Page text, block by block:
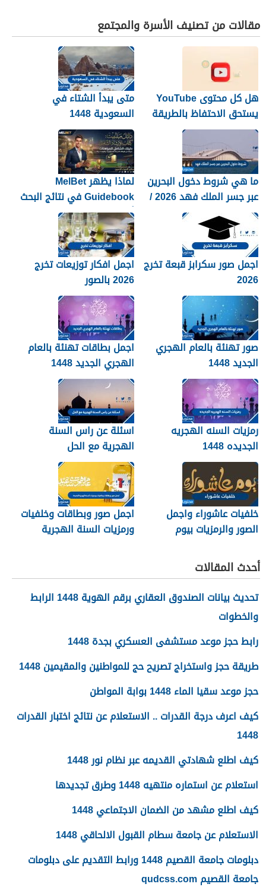
مقالات من تصنيف الأسرة والمجتمع
هل كل محتوى YouTube
يستحق الاحتفاظ بالطريقة
نفسها؟
متى يبدأ الشتاء في
السعودية 1448
ما هي شروط دخول البحرين
عبر جسر الملك فهد 2026 /
1448
لماذا يظهر MelBet
Guidebook في نتائج البحث
أكثر من صفحات كثيرة؟
اجمل صور سكرابز قبعة تخرج
2026
اجمل افكار توزيعات تخرج
2026 بالصور
صور تهنئة بالعام الهجري
الجديد 1448
اجمل بطاقات تهنئة بالعام
الهجري الجديد 1448
رمزيات السنه الهجريه
الجديده 1448
اسئلة عن راس السنة
الهجرية مع الحل
خلفيات عاشوراء واجمل
الصور والرمزيات بيوم
اجمل صور وبطاقات وخلفيات
ورمزيات السنة الهجرية
أحدث المقالات
تحديث بيانات الصندوق العقاري برقم الهوية 1448 الرابط
والخطوات
رابط حجز موعد مستشفى العسكري بجدة 1448
طريقة حجز واستخراج تصريح حج للمواطنين والمقيمين 1448
حجز موعد سقيا الماء 1448 بوابة المواطن
كيف اعرف درجة القدرات .. الاستعلام عن نتائج اختبار القدرات
1448
كيف اطلع شهادتي القديمه عبر نظام نور 1448
استعلام عن استماره منتهيه 1448 وطرق تجديدها
كيف اطلع مشهد من الضمان الاجتماعي 1448
الاستعلام عن جامعة سطام القبول الالحاقي 1448
دبلومات جامعة القصيم 1448 ورابط التقديم على دبلومات
جامعة القصيم qudcss.com